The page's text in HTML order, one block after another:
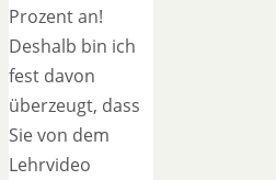
Prozent an!
Deshalb bin ich
fest davon
überzeugt, dass
Sie von dem
Lehrvideo